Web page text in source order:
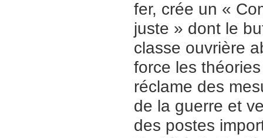
fer, crée un «
juste » dont le
classe ouvrière
force les
réclame des
de la guerre et
des postes